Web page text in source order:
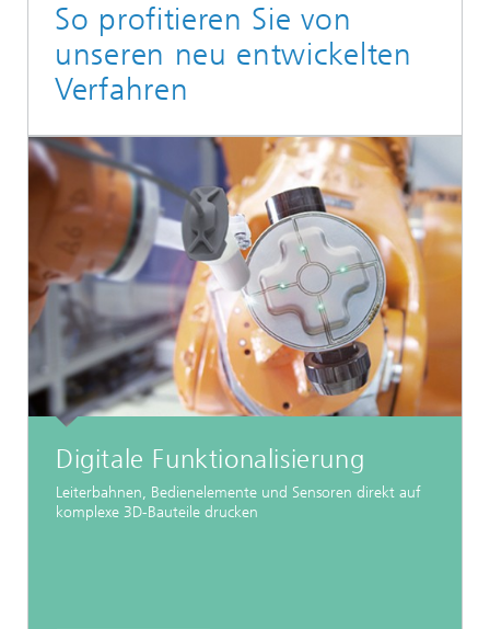
So profitieren Sie von
unseren neu entwickelten
Verfahren
Digitale Funktionalisierung
Leiterbahnen, Bedienelemente und Sensoren direkt auf
komplexe 3D-Bauteile drucken